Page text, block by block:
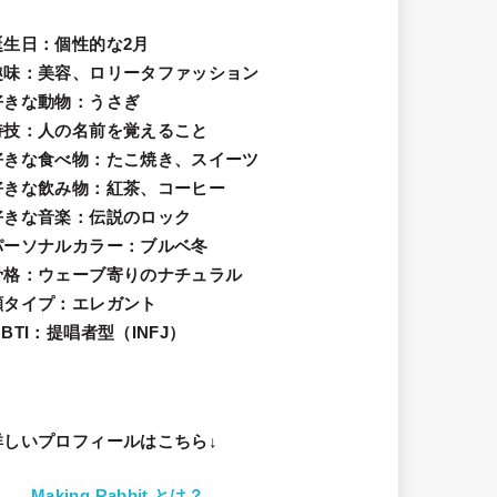
日 ：個性的な2月
味 ：美容、ロリータファッション
きな動物 ：うさぎ
技 ：人の名前を覚えること
きな食べ物 ：たこ焼き、スイーツ
きな飲み物：紅茶、コーヒー
きな音楽：伝説のロック
ーソナルカラー：ブルベ冬
格：ウェーブ寄りのナチュラル
タイプ：エレガン ト
：提唱者型（INFJ）
しいプロフィールはこちら↓